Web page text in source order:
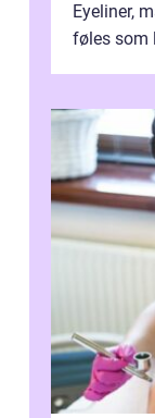
Eyeliner,
føles som